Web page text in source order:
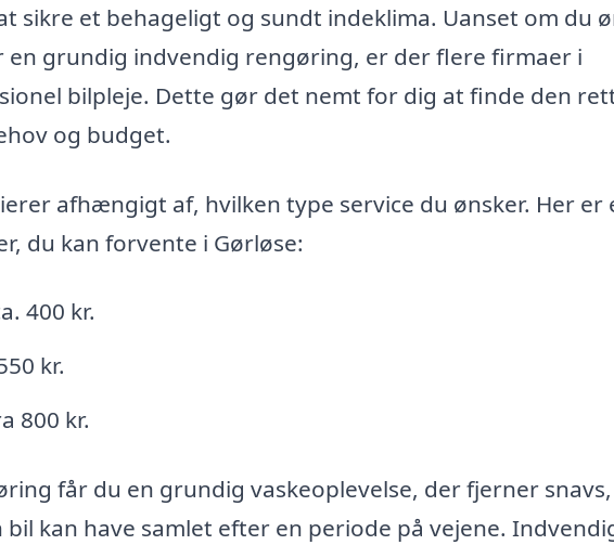
sikre et behageligt og sundt indeklima. Uanset om du
en grundig indvendig rengøring, er der flere firmaer i
bilpleje. Dette gør det nemt for dig at finde den
og budget.
afhængigt af, hvilken type service du ønsker. Her er
du kan forvente i Gørløse:
400 kr.
kr.
800 kr.
får du en grundig vaskeoplevelse, der fjerner snavs,
kan have samlet efter en periode på vejene.